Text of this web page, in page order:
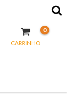
CARRINHO
0